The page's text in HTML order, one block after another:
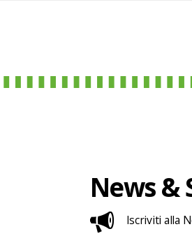
News &
Iscriviti alla